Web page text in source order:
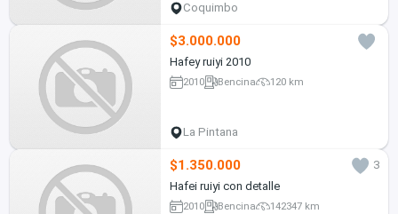
Coquimbo
$3.000.000
Hafey ruiyi 2010
2010 Bencina 120 km
La Pintana
$1.350.000
3
Hafei ruiyi con detalle
2010 Bencina 142347 km